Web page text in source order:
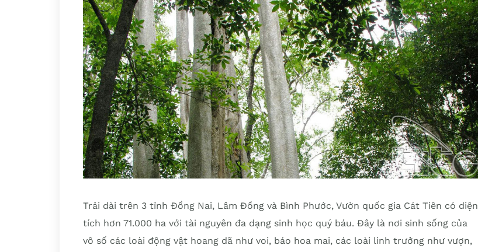
Trải dài trên 3 tỉnh Đồng Nai, Lâm Đồng và Bình Phước, Vườn quốc gia Cát Tiên có diện
tích hơn 71.000 ha với tài nguyên đa dạng sinh học quý báu. Đây là nơi sinh sống của
vô số các loài động vật hoang dã như voi, báo hoa mai, các loài linh trưởng như vượn,